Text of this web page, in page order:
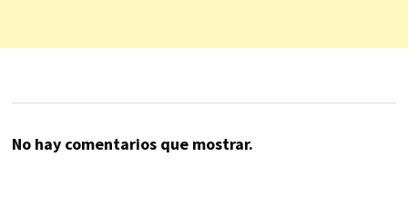
No hay comentarios que mostrar.